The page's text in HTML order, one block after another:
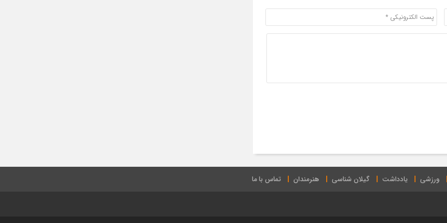
ورزشی یادداشت گیلان شناسی هنرمندان تماس با ما